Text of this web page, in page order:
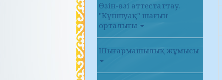
Өзін-өзі аттестаттау.
"Күншуақ" шағын
орталығы
Шығармашылық жұмысы